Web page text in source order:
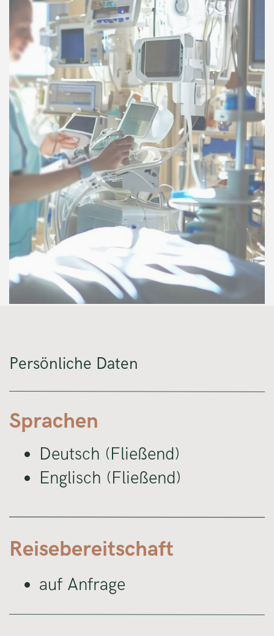
Persönliche Daten
Sprachen
Deutsch (Fließend)
Englisch (Fließend)
Reisebereitschaft
auf Anfrage